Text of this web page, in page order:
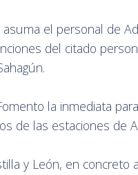
el personal de
del citado
la inmediata
de las estaciones de
y León, en concreto